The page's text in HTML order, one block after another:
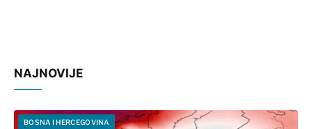
NAJNOVIJE
BOSNA I HERCEGOVINA